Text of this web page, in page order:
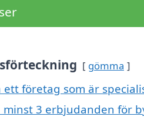
gömma
ett företag som är
minst 3 erbjudanden för